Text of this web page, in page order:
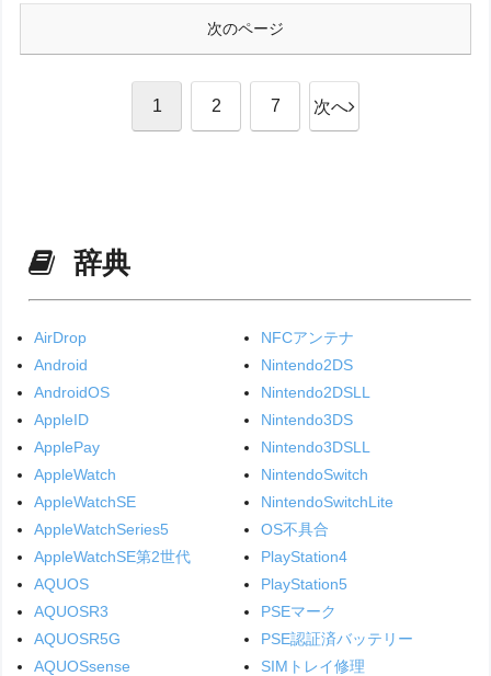
次のページ
1 2 7 次へ
辞典
AirDrop
Android
AndroidOS
AppleID
ApplePay
AppleWatch
AppleWatchSE
AppleWatchSeries5
AppleWatchSE第2世代
AQUOS
AQUOSR3
AQUOSR5G
AQUOSsense
NFCアンテナ
Nintendo2DS
Nintendo2DSLL
Nintendo3DS
Nintendo3DSLL
NintendoSwitch
NintendoSwitchLite
OS不具合
PlayStation4
PlayStation5
PSEマーク
PSE認証済バッテリー
SIMトレイ修理